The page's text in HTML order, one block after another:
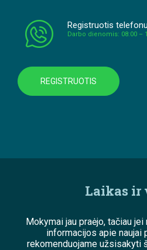
Registruotis telefonu
Darbo dienomis: 08:00 –
REGISTRUOTIS
Laikas ir
Mokymai jau praėjo, tačiau
informacijos apie naujai
rekomenduojame užsisakyti